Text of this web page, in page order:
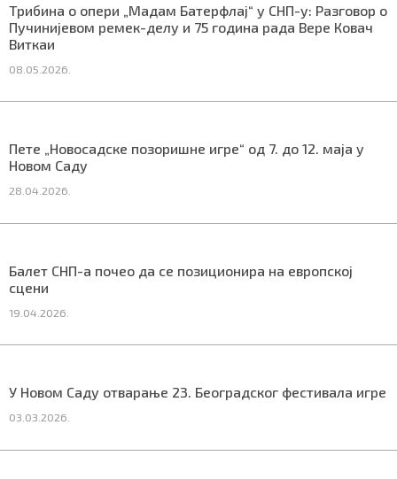
Трибина о опери „Мадам Батерфлај“ у СНП-у: Разговор о
Пучинијевом ремек-делу и 75 година рада Вере Ковач
Виткаи
08.05.2026.
Пете „Новосадске позоришне игре“ од 7. до 12. маја у
Новом Саду
28.04.2026.
Балет СНП-а почео да се позиционира на европској
сцени
19.04.2026.
У Новом Саду отварање 23. Београдског фестивала игре
03.03.2026.
ПРЕУЗМИТЕ НАШУ АПЛИКАЦИЈУ